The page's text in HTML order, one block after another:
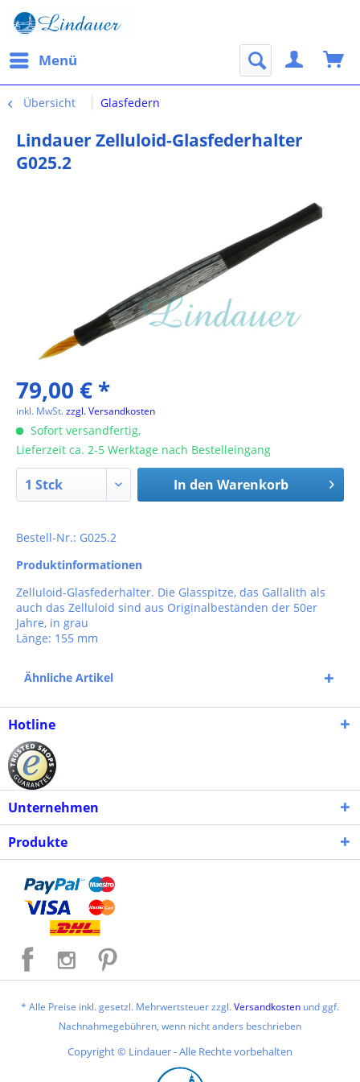
Menü
Übersicht Glasfedern
Lindauer Zelluloid-Glasfederhalter
G025.2
79,00 € *
inkl. MwSt.zzgl. Versandkosten
Sofort versandfertig,
Lieferzeit ca. 2-5 Werktage nach Bestelleingang
In den Warenkorb
Bestell-Nr.: G025.2
Produktinformationen
Zelluloid-Glasfederhalter. Die Glasspitze, das Gallalith als
auch das Zelluloid sind aus Originalbeständen der 50er
Jahre, in grau
Länge: 155 mm
Ähnliche Artikel
Hotline
Unternehmen
Produkte
* Alle Preise inkl. gesetzl. Mehrwertsteuer zzgl.Versandkosten und ggf.
Nachnahmegebühren, wenn nicht anders beschrieben
Copyright © Lindauer - Alle Rechte vorbehalten